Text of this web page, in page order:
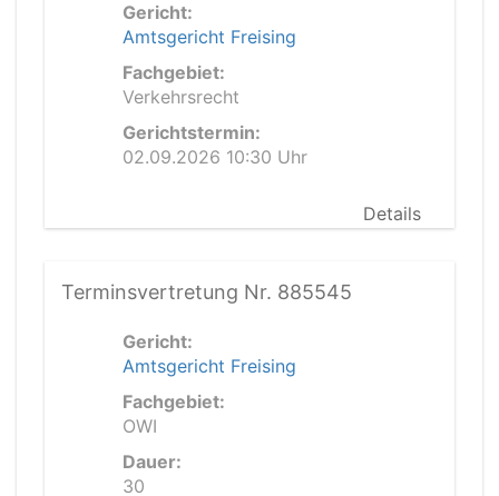
Gericht:
Amtsgericht Freising
Fachgebiet:
Verkehrsrecht
Gerichtstermin:
02.09.2026 10:30 Uhr
Details
Terminsvertretung Nr. 885545
Gericht:
Amtsgericht Freising
Fachgebiet:
OWI
Dauer:
30